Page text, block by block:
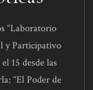
“Laboratorio
y Participativo
15 desde las
“El Poder de